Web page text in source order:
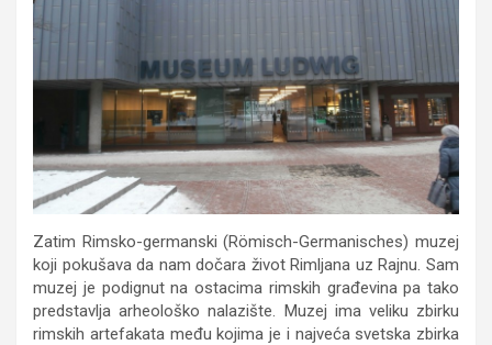
Zatim Rimsko-germanski (Römisch-Germanisches) muzej
koji pokušava da nam dočara život Rimljana uz Rajnu. Sam
muzej je podignut na ostacima rimskih građevina pa tako
predstavlja arheološko nalazište. Muzej ima veliku zbirku
rimskih artefakata među kojima je i najveća svetska zbirka